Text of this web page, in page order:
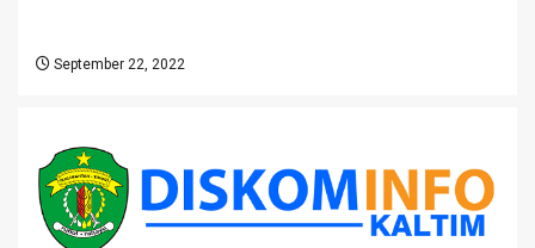
September 22, 2022